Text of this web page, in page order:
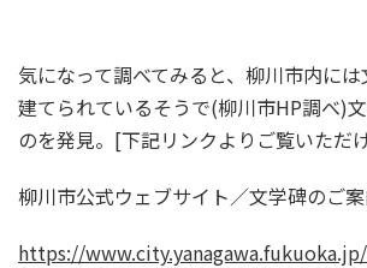
気になって調べてみると、柳川市内に
建てられているそうで(柳川市HP調べ)
のを発見。[下記リンクよりご覧いただ
柳川市公式ウェブサイト／文学碑のご
https://